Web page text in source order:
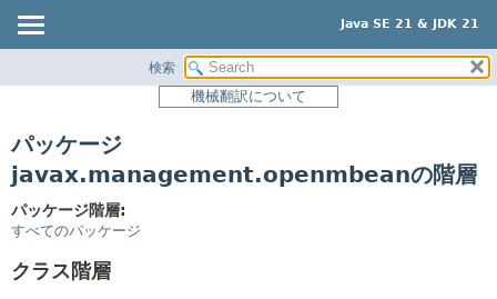
Java SE 21 & JDK 21
パッケージ
クラス
使用
階層ツリー
プレビュー
検索
機械翻訳について
パッケージ
javax.management.openmbeanの階層
パッケージ階層:
すべてのパッケージ
クラス階層